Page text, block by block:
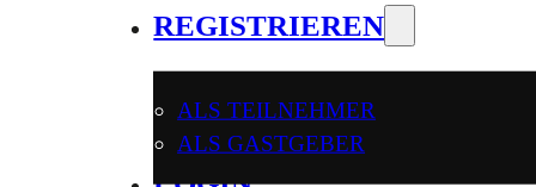
REGISTRIEREN
ALS TEILNEHMER
ALS GASTGEBER